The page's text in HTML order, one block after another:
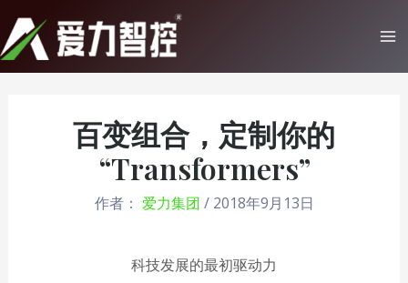
至
内
百变组合，定制你的
“Transformers”
作者： 爱力集团 / 2018年9月13日
科技发展的最初驱动力